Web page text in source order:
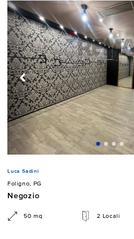
Luca Sadini
Foligno, PG
Negozio
50 mq 2 Locali